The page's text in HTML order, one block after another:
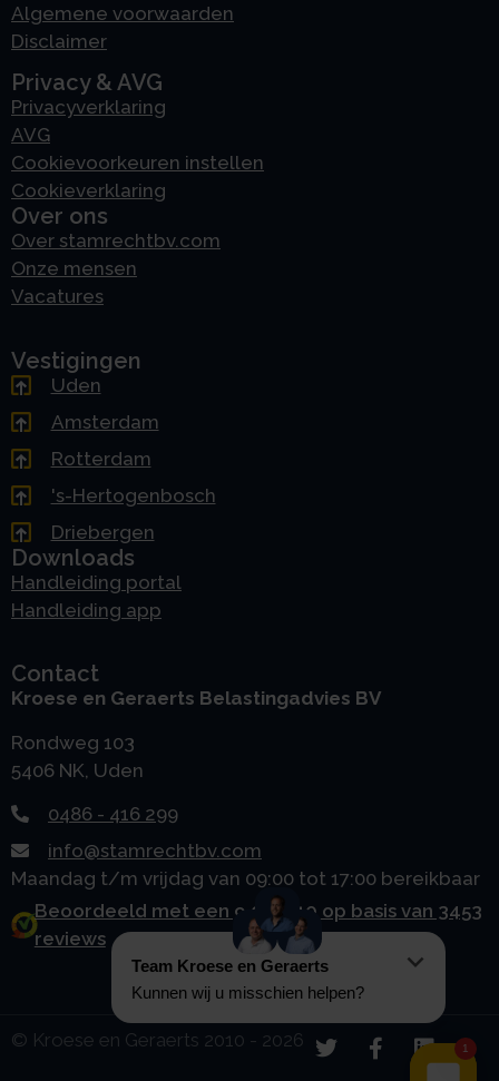
Algemene voorwaarden
Disclaimer
Privacy & AVG
Privacyverklaring
AVG
Cookievoorkeuren instellen
Cookieverklaring
Over ons
Over stamrechtbv.com
Onze mensen
Vacatures
Vestigingen
Uden
Amsterdam
Rotterdam
's-Hertogenbosch
Driebergen
Downloads
Handleiding portal
Handleiding app
Contact
Kroese en Geraerts Belastingadvies BV
Rondweg 103
5406 NK, Uden
0486 - 416 299
info@stamrechtbv.com
Maandag t/m vrijdag van 09:00 tot 17:00 bereikbaar
Beoordeeld met een 9.0 uit 10 op basis van 3453
reviews
© Kroese en Geraerts 2010 - 2026